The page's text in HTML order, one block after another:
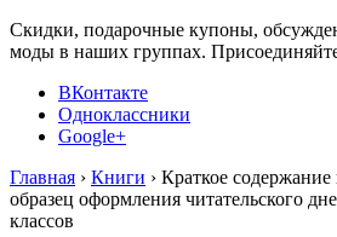
Скидки, подарочные купоны,
моды в наших группах.
ВКонтакте
Одноклассники
Google+
Главная › Книги › Краткое
образец оформления читательского
классов